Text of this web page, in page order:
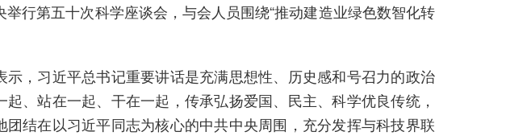
第五十次科学座谈会，与会人员围绕“推动建造业绿色数智化转
，习近平总书记重要讲话是充满思想性、历史感和号召力的政治
、站在一起、干在一起，传承弘扬爱国、民主、科学优良传统，
结在以习近平同志为核心的中共中央周围，充分发挥与科技界联